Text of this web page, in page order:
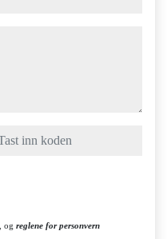
og reglene for personvern